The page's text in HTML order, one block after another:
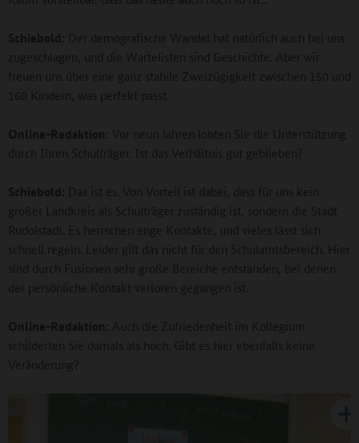
Schiebold: Der demografische Wandel hat natürlich auch bei uns
zugeschlagen, und die Wartelisten sind Geschichte. Aber wir
freuen uns über eine ganz stabile Zweizügigkeit zwischen 150 und
160 Kindern, was perfekt passt.
Online-Redaktion: Vor neun Jahren lobten Sie die Unterstützung
durch Ihren Schulträger. Ist das Verhältnis gut geblieben?
Schiebold: Das ist es. Von Vorteil ist dabei, dass für uns kein
großer Landkreis als Schulträger zuständig ist, sondern die Stadt
Rudolstadt. Es herrschen enge Kontakte, und vieles lässt sich
schnell regeln. Leider gilt das nicht für den Schulamtsbereich. Hier
sind durch Fusionen sehr große Bereiche entstanden, bei denen
der persönliche Kontakt verloren gegangen ist.
Online-Redaktion: Auch die Zufriedenheit im Kollegium
schilderten Sie damals als hoch. Gibt es hier ebenfalls keine
Veränderung?